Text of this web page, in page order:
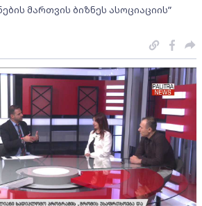
მართვის ბიზნეს ასოციაციის”